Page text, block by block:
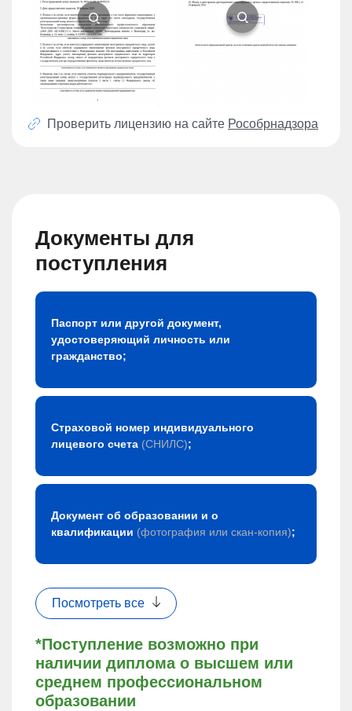
Проверить лицензию на сайте Рособрнадзора
Документы для
поступления
*Поступление возможно при
наличии диплома о высшем или
среднем профессиональном
образовании
Паспорт или другой документ,
удостоверяющий личность или
гражданство;
Страховой номер индивидуального
лицевого счета (СНИЛС);
Документ об образовании и о
квалификации (фотография или скан-копия);
Посмотреть все